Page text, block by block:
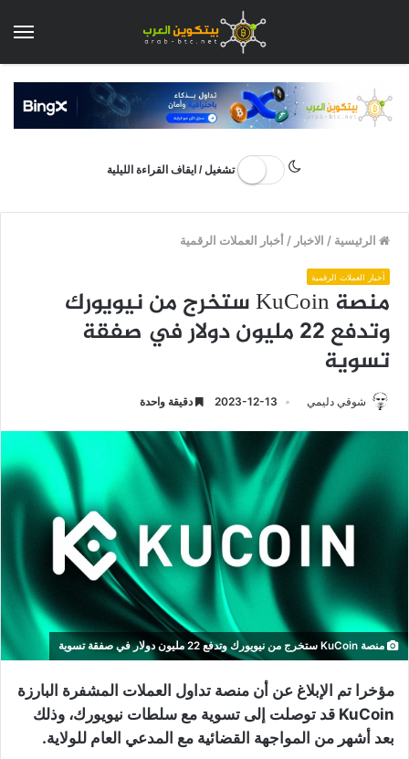
تشغيل / ايقاف القراءة الليلية
الرئيسية / الاخبار /أخبار العملات الرقمية
أخبار العملات الرقمية
منصة KuCoin ستخرج من نيويورك
وتدفع 22 مليون دولار في صفقة
تسوية
شوقي دليمي 2023-12-13 دقيقة واحدة
منصة KuCoin ستخرج من نيويورك وتدفع 22 مليون دولار في صفقة تسوية
مؤخرا تم الإبلاغ عن أن منصة تداول العملات المشفرة البارزة
KuCoin قد توصلت إلى تسوية مع سلطات نيويورك، وذلك
بعد أشهر من المواجهة القضائية مع المدعي العام للولاية.